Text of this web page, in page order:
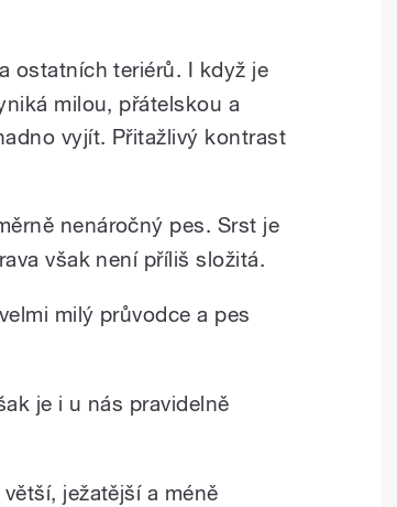
ostatních teriérů. I když je
milou, přátelskou a
vyjít. Přitažlivý kontrast
nenáročný pes. Srst je
však není příliš složitá.
milý průvodce a pes
je i u nás pravidelně
ježatější a méně